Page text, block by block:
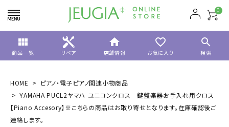
0
view_module
商品一覧 リペア
home
店舗情報
favorite_border
お気に入り
search
検索
HOME
ピアノ・電子ピアノ関連小物商品
YAMAHA PUCL2ヤマハ ユニコンクロス 鍵盤楽器お手入れ用クロス
【Piano Accesory】※こちらの商品はお取り寄せとなります。在庫確認後ご
連絡します。